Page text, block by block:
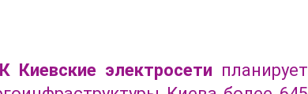
Киевские электросети планирует